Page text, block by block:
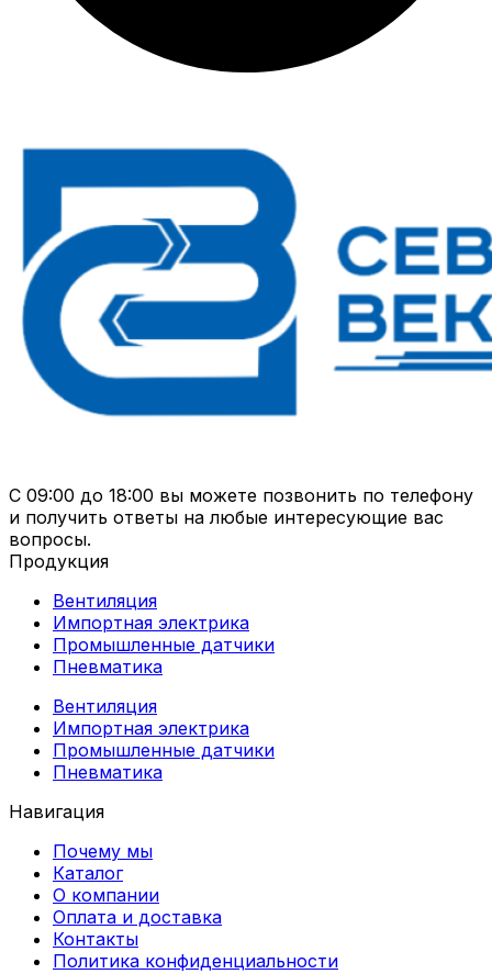
С 09:00 до 18:00 вы можете позвонить по телефону
и получить ответы на любые интересующие вас
вопросы.
Продукция
Вентиляция
Импортная электрика
Промышленные датчики
Пневматика
Вентиляция
Импортная электрика
Промышленные датчики
Пневматика
Навигация
Почему мы
Каталог
О компании
Оплата и доставка
Контакты
Политика конфиденциальности